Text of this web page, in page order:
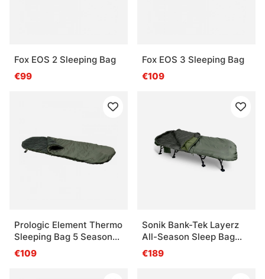
Fox EOS 2 Sleeping Bag
€99
Fox EOS 3 Sleeping Bag
€109
Prologic Element Thermo
Sleeping Bag 5 Season
215x90cm
€109
Sonik Bank-Tek Layerz
All-Season Sleep Bag
Wide
€189